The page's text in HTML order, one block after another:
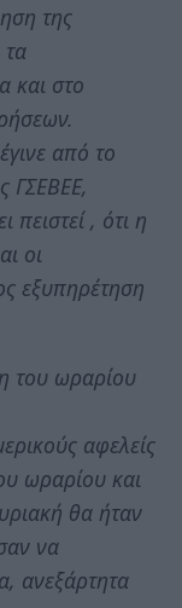
της
τα
και στο
από το
ΓΣΕΒΕΕ,
πειστεί , ότι η
οι
εξυπηρέτηση
του ωραρίου
αφελείς
ωραρίου και
θα ήταν
να
ανεξάρτητα